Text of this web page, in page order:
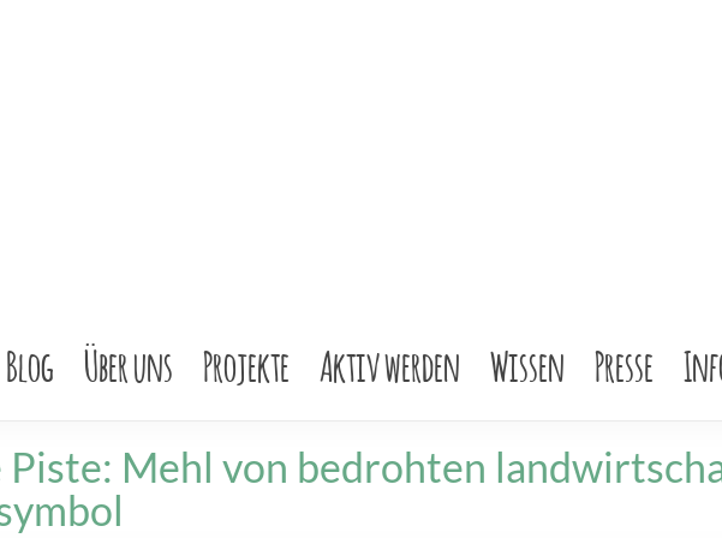
Blog Über uns Projekte Aktiv werden Wissen Presse
Piste: Mehl von bedrohten